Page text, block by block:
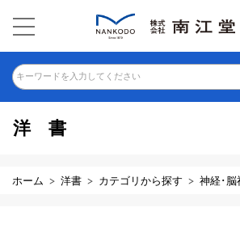
キーワードを入力してください
洋書
ホーム 洋書 カテゴリから探す 神経･脳